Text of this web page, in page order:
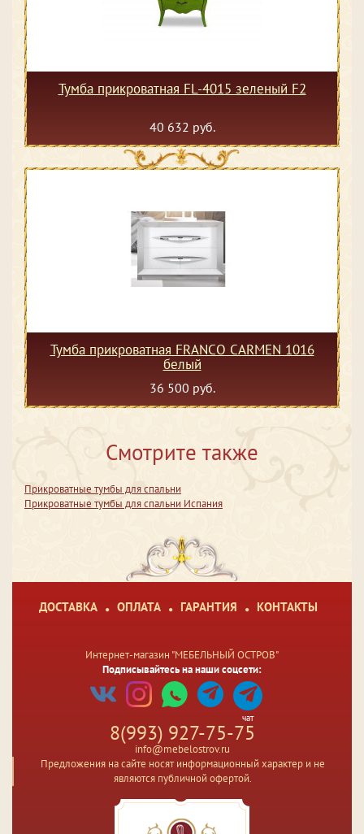
Тумба прикроватная FL-4015 зеленый F2
40 632 руб.
Тумба прикроватная FRANCO CARMEN 1016
белый
36 500 руб.
Смотрите также
Прикроватные тумбы для спальни
Прикроватные тумбы для спальни Испания
ДОСТАВКА ОПЛАТА ГАРАНТИЯ КОНТАКТЫ
Интернет-магазин "МЕБЕЛЬНЫЙ ОСТРОВ"
Подписывайтесь на наши соцсети:
чат
8(993) 927-75-75
info@mebelostrov.ru
Предложения на сайте носят информационный характер и не
являются публичной офертой.